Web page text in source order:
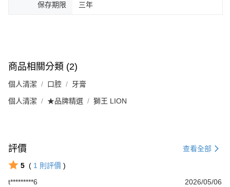
保存期限 三年
商品相關分類 (2)
個人清潔 口腔 牙膏
個人清潔 ★品牌精選 獅王 LION
評價 查看全部
5 ( 1 則評價 )
t*********6
2026/05/06